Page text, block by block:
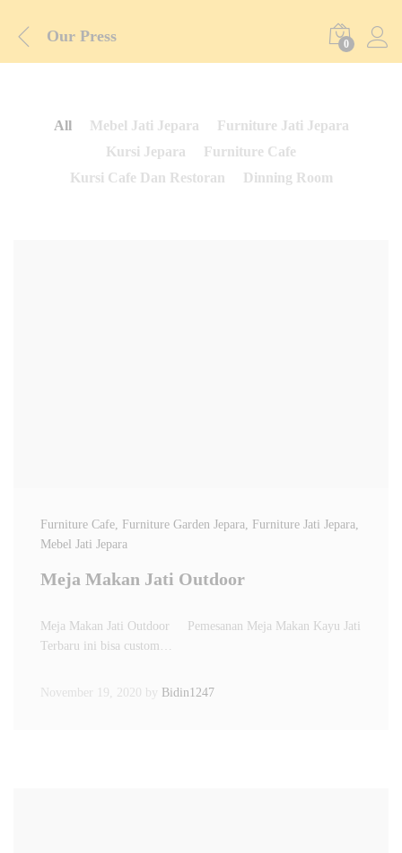
Our Press 0
All Mebel Jati Jepara
Furniture Jati Jepara
Kursi Jepara
Furniture Cafe
Kursi Cafe Dan Restoran
Dinning Room
Furniture Cafe, Furniture Garden Jepara, Furniture Jati Jepara,
Mebel Jati Jepara
Meja Makan Jati Outdoor
Meja Makan Jati Outdoor Pemesanan Meja Makan Kayu Jati
Terbaru ini bisa custom…
November 19, 2020 by Bidin1247